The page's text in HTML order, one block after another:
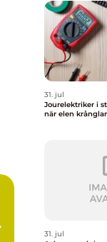
31. jul
Jourelektriker i
när elen krånglar
31. jul